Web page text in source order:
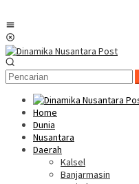
Home
Dunia
Nusantara
Daerah
Kalsel
Banjarmasin